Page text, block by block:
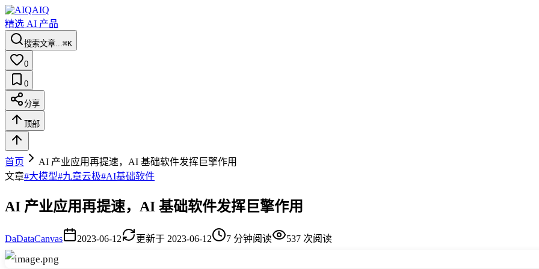
AIQ
精选 AI 产品
搜索文章...⌘K
0
0
分享
顶部
首页
AI 产业应用再提速，AI 基础软件发挥巨擎作用
文章#大模型#九章云极#AI基础软件
AI 产业应用再提速，AI 基础软件发挥巨擎作用
DaDataCanvas 2023-06-12 更新于 2023-06-12 7 分钟阅读 537 次阅读